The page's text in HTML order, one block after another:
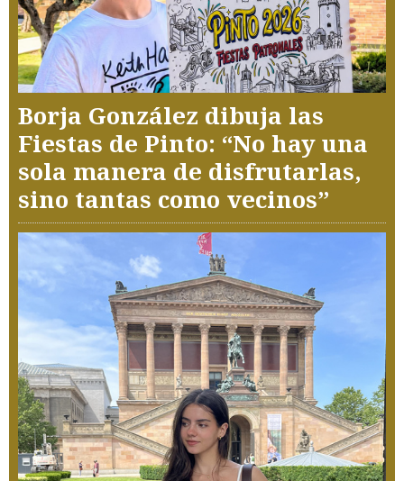
Borja González dibuja las
Fiestas de Pinto: “No hay una
sola manera de disfrutarlas,
sino tantas como vecinos”